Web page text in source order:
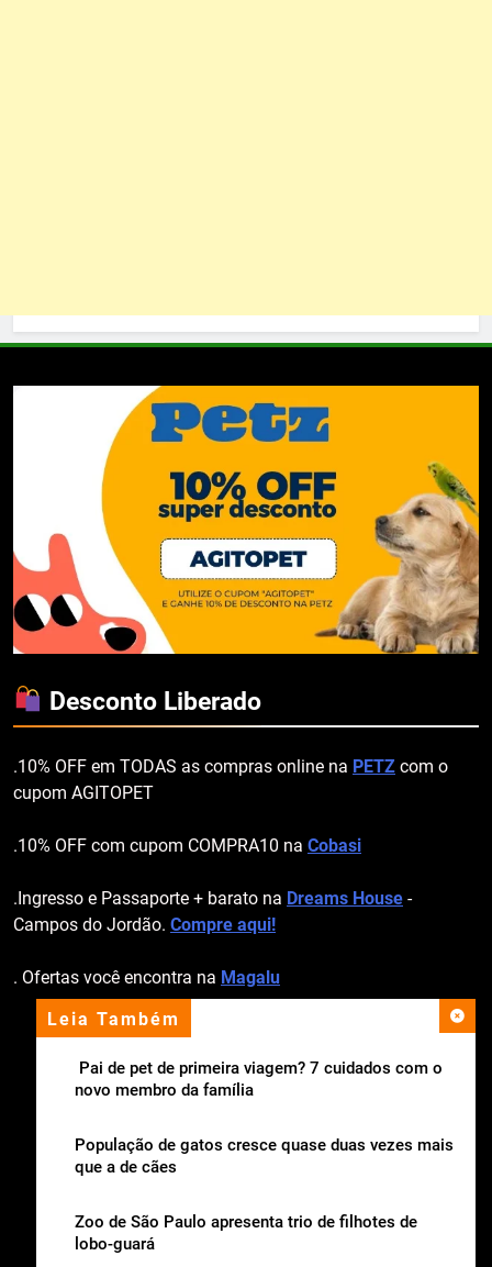
Leia Também
Pai de pet de primeira viagem? 7 cuidados com o
novo membro da família
População de gatos cresce quase duas vezes mais
que a de cães
Zoo de São Paulo apresenta trio de filhotes de
lobo-guará
Desconto Liberado
.10% OFF em TODAS as compras online na PETZ com o
cupom AGITOPET
.10% OFF com cupom COMPRA10 na Cobasi
.Ingresso e Passaporte + barato na Dreams House -
Campos do Jordão. Compre aqui!
. Ofertas você encontra na Magalu
apoio institucional